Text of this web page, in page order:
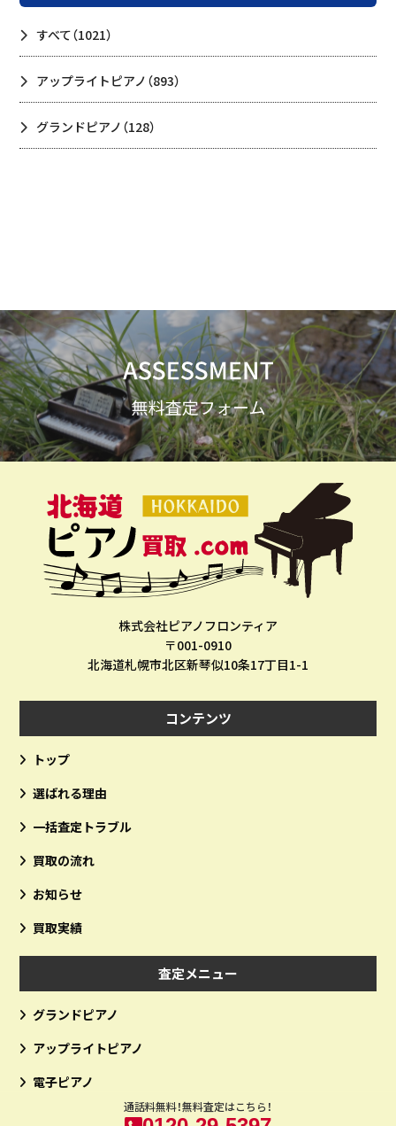
すべて（1021）
アップライトピアノ （893）
グランドピアノ （128）
株式会社ピアノフロンティア
〒001-0910
北海道札幌市北区新琴似10条17丁目1-1
コンテンツ
トップ
選ばれる理由
一括査定トラブル
買取の流れ
お知らせ
買取実績
査定メニュー
グランドピアノ
アップライトピアノ
電子ピアノ
通話料無料！無料査定はこちら！